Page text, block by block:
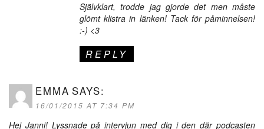
Självklart, trodde jag gjorde det men måste
glömt klistra in länken! Tack för påminnelsen!
:-) <3
REPLY
EMMA SAYS:
16/01/2015 AT 7:34 PM
Hej Janni! Lyssnade på intervjun med dig i den där podcasten